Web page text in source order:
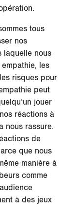
tous
nos
laquelle nous
empathie, les
risques pour
peut
jouer
réactions à
nous rassure.
de
que nous
manière à
comme
à des jeux